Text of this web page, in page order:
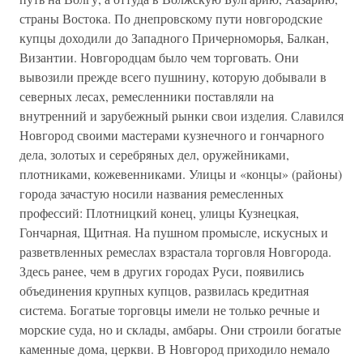
страны Востока. По днепровскому пути новгородские
купцы доходили до Западного Причерноморья, Балкан,
Византии. Новгородцам было чем торговать. Они
вывозили прежде всего пушнину, которую добывали в
северных лесах, ремесленники поставляли на
внутренний и зарубежный рынки свои изделия. Славился
Новгород своими мастерами кузнечного и гончарного
дела, золотых и серебряных дел, оружейниками,
плотниками, кожевенниками. Улицы и «концы» (районы)
города зачастую носили названия ремесленных
профессий: Плотницкий конец, улицы Кузнецкая,
Гончарная, Щитная. На пушном промысле, искусных и
разветвленных ремеслах взрастала торговля Новгорода.
Здесь ранее, чем в других городах Руси, появились
объединения крупных купцов, развилась кредитная
система. Богатые торговцы имели не только речные и
морские суда, но и склады, амбары. Они строили богатые
каменные дома, церкви. В Новгород приходило немало